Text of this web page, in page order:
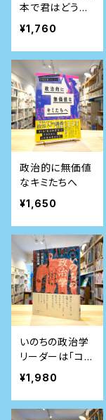
本で君はどう生
きるか
¥1,760
政治的に無価値
なキミたちへ
¥1,650
いのちの政治学
リーダーは「コト
バ」をもっている
¥1,980